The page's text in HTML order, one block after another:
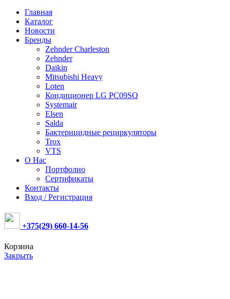
Главная
Каталог
Новости
Бренды
Zehnder Charleston
Zehnder
Daikin
Mitsubishi Heavy
Loten
Кондиционер LG PC09SQ
Systemair
Elsen
Salda
Бактерицидные рециркуляторы
Trox
VTS
О Нас
Портфолио
Сертификаты
Контакты
Вход / Регистрация
+375(29) 660-14-56
Корзина
Закрыть